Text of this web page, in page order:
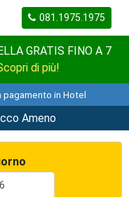
081.1975.1975
GRATIS FINO A 7
di più!
in Hotel
Ameno